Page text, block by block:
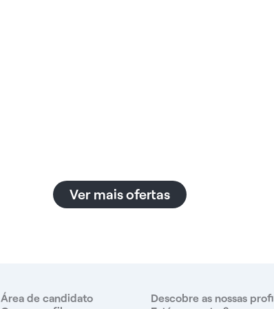
Ver mais ofertas
Área de candidato
Descobre as nossas